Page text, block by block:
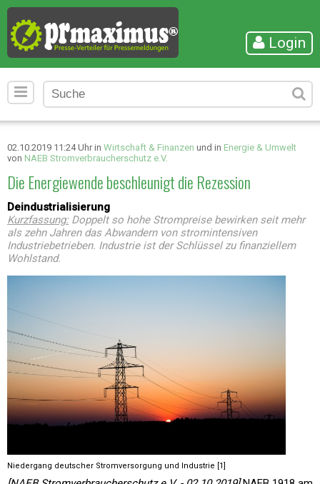
Login
02.10.2019 11:24 Uhr in Wirtschaft & Finanzen und in Energie & Umwelt
von NAEB Stromverbraucherschutz e.V.
Die Energiewende beschleunigt die Rezession
Deindustrialisierung
Kurzfassung:Doppelt so hohe Strompreise bewirken seit mehr
als zehn Jahren das Abwandern von stromintensiven
Industriebetrieben. Industrie ist der Schlüssel zu finanziellem
Wohlstand.
Niedergang deutscher Stromversorgung und Industrie [1]